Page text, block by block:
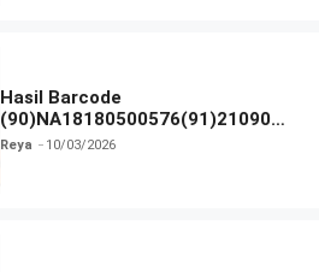
Hasil Barcode
(90)NA18180500576(91)210906
dan Izin BPOM
Reya 10/03/2026